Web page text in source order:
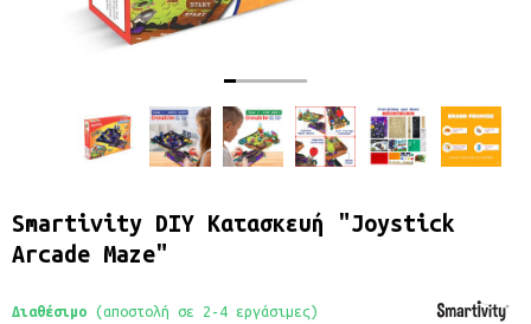
Smartivity DIY Κατασκευή "Joystick
Arcade Maze"
Διαθέσιμο (αποστολή σε 2-4 εργάσιμες)